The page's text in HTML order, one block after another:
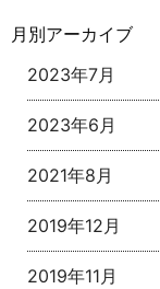
月別アーカイブ
2023年7月
2023年6月
2021年8月
2019年12月
2019年11月